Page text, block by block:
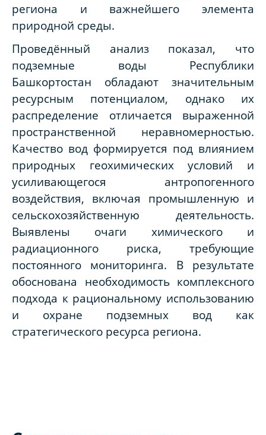
региона и важнейшего элемента
природной среды.
Проведённый анализ показал, что
подземные воды Республики
Башкортостан обладают значительным
ресурсным потенциалом, однако их
распределение отличается выраженной
пространственной неравномерностью.
Качество вод формируется под влиянием
природных геохимических условий и
усиливающегося антропогенного
воздействия, включая промышленную и
сельскохозяйственную деятельность.
Выявлены очаги химического и
радиационного риска, требующие
постоянного мониторинга. В результате
обоснована необходимость комплексного
подхода к рациональному использованию
и охране подземных вод как
стратегического ресурса региона.